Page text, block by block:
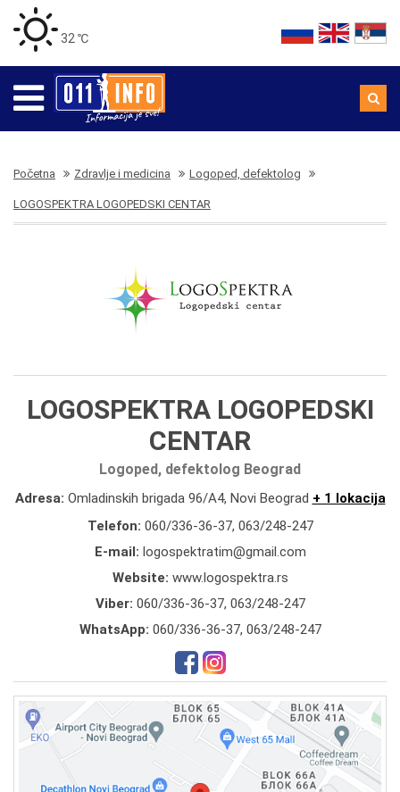
32 ℃
Početna Zdravlje i medicina Logoped, defektolog
LOGOSPEKTRA LOGOPEDSKI CENTAR
LOGOSPEKTRA LOGOPEDSKI
CENTAR
Logoped, defektolog Beograd
Adresa: Omladinskih brigada 96/A4, Novi Beograd + 1 lokacija
Telefon: 060/336-36-37, 063/248-247
E-mail: logospektratim@gmail.com
Website: www.logospektra.rs
Viber: 060/336-36-37, 063/248-247
WhatsApp: 060/336-36-37, 063/248-247